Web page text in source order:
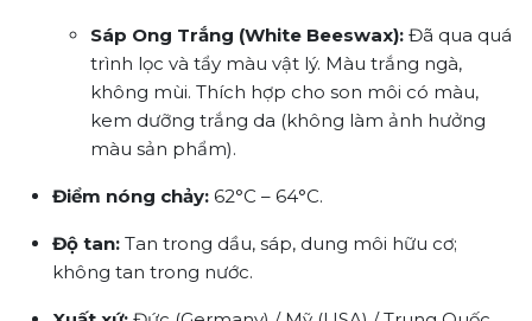
Sáp Ong Trắng (White Beeswax): Đã qua quá
trình lọc và tẩy màu vật lý. Màu trắng ngà,
không mùi. Thích hợp cho son môi có màu,
kem dưỡng trắng da (không làm ảnh hưởng
màu sản phẩm).
Điểm nóng chảy: 62°C – 64°C.
Độ tan: Tan trong dầu, sáp, dung môi hữu cơ;
không tan trong nước.